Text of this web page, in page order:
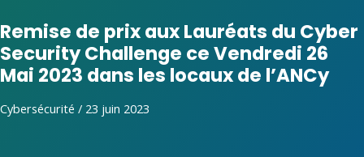
Remise de prix aux Lauréats du Cyber
Security Challenge ce Vendredi 26
Mai 2023 dans les locaux de l’ANCy
Cybersécurité / 23 juin 2023